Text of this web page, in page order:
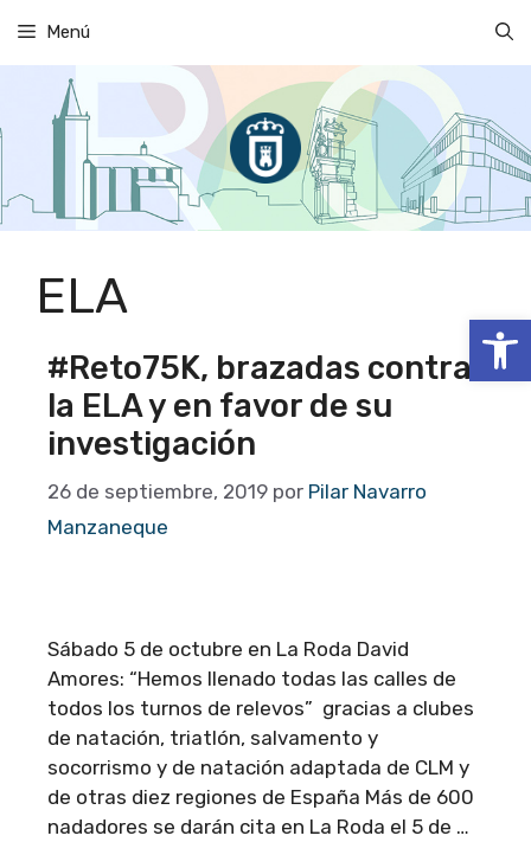
Abrir
contenido
Menú
ELA
#Reto75K, brazadas contra
la ELA y en favor de su
investigación
26 de septiembre, 2019 por Pilar Navarro
Manzaneque
Sábado 5 de octubre en La Roda David
Amores: “Hemos llenado todas las calles de
todos los turnos de relevos” gracias a clubes
de natación, triatlón, salvamento y
socorrismo y de natación adaptada de CLM y
de otras diez regiones de España Más de 600
nadadores se darán cita en La Roda el 5 de …